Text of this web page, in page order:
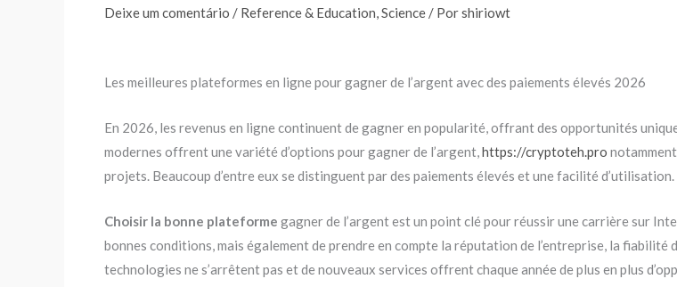
Deixe um comentário / Reference & Education, Science / Porshiriowt
Les meilleures plateformes en ligne pour gagner de l’argent avec des paiements élevés 2026
En 2026, les revenus en ligne continuent de gagner en popularité, offrant des opportunités
modernes offrent une variété d’options pour gagner de l’argent,https://cryptoteh.pro
projets. Beaucoup d’entre eux se distinguent par des paiements élevés et une facilité d’utilisation.
Choisir la bonne plateforme gagner de l’argent est un point clé pour réussir une carrière sur
bonnes conditions, mais également de prendre en compte la réputation de l’entreprise, la
technologies ne s’arrêtent pas et de nouveaux services offrent chaque année de plus en plus